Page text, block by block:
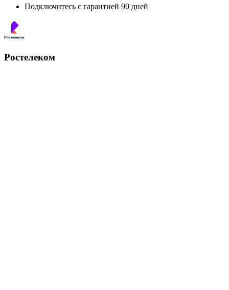
Подключитесь с гарантией 90 дней
Ростелеком